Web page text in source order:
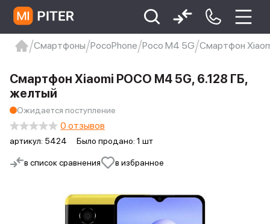
Xiaomi 9 про
xiaomi redmi 12c
Смартфоны PocoPhone Poco M4 5G Смартфон
в список сравнения в избранное
Смартфон Xiaomi POCO M4 5G, 6.128 ГБ,
желтый
Ожидается поступление
артикул: 5424 Было продано: 1 шт
0 отзывов